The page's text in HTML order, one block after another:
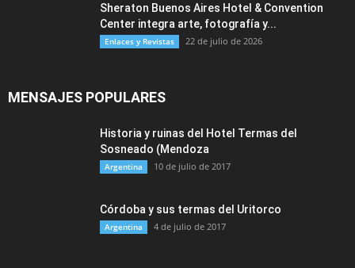
Sheraton Buenos Aires Hotel & Convention
Center integra arte, fotografía y...
Enlaces y Revistas 22 de julio de 2026
MENSAJES POPULARES
Historia y ruinas del Hotel Termas del
Sosneado (Mendoza
Argentina 10 de julio de 2017
Córdoba y sus termas del Uritorco
Argentina 4 de julio de 2017